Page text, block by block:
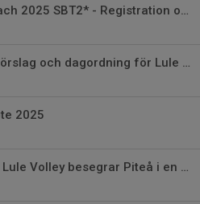
Luleå Midnight Beach 2025 SBT2* - Registration open!
Valberedningens förslag och dagordning för Lule Volleys årsmöte 2025
2025
Intensivt derby när Lule Volley besegrar Piteå i en hård kamp